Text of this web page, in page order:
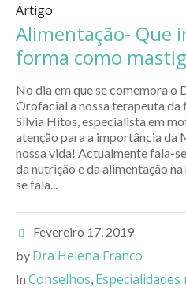
Artigo
Alimentação- Que
forma como
No dia em que se comemora
Orofacial a nossa terapeuta
Sílvia Hitos, especialista em
atenção para a importância da
nossa vida! Actualmente fala-
da nutrição e da alimentação
se fala...
Fevereiro 17, 2019
by Dra Helena Franco
In Conselhos Especialidades